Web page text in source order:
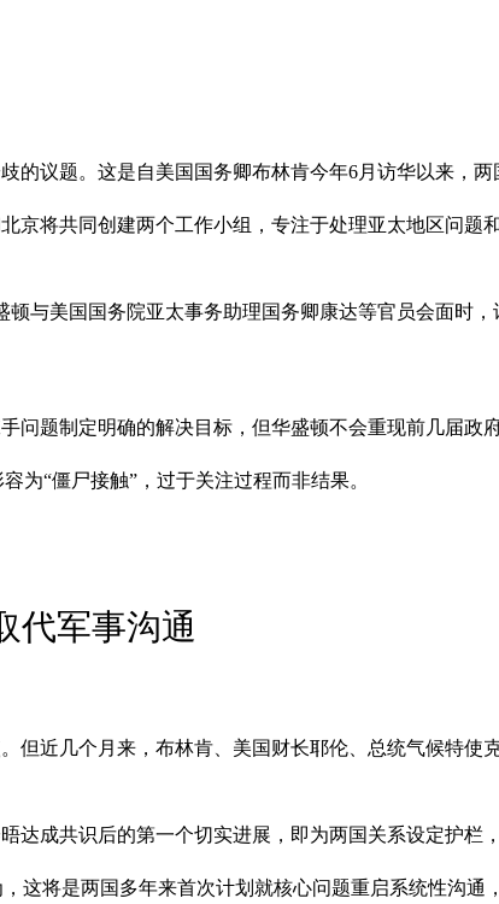
议题。这是自美国国务卿布林肯今年6月访华以来，两
京将共同创建两个工作小组，专注于处理亚太地区问
与美国国务院亚太事务助理国务卿康达等官员会面时
题制定明确的解决目标，但华盛顿不会重现前几届政
为“僵尸接触”，过于关注过程而非结果。
代军事沟通
但近几个月来，布林肯、美国财长耶伦、总统气候特
成共识后的第一个切实进展，即为两国关系设定护栏
这将是两国多年来首次计划就核心问题重启系统性沟